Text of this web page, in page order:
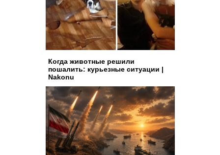
Когда животные решили
пошалить: курьезные ситуации |
Nakonu